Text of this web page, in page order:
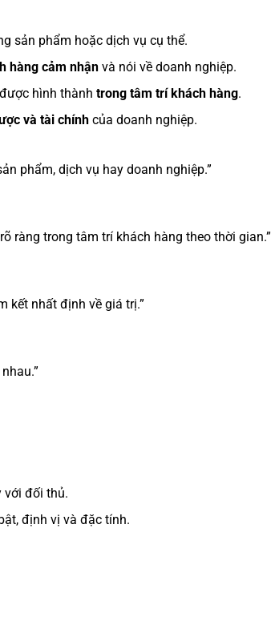
sản phẩm hoặc dịch vụ cụ thể.
hàng cảm nhận và nói về doanh nghiệp.
được hình thành trong tâm trí khách hàng.
và tài chính của doanh nghiệp.
phẩm, dịch vụ hay doanh nghiệp.”
ràng trong tâm trí khách hàng theo thời gian.”
kết nhất định về giá trị.”
với đối thủ.
định vị và đặc tính.